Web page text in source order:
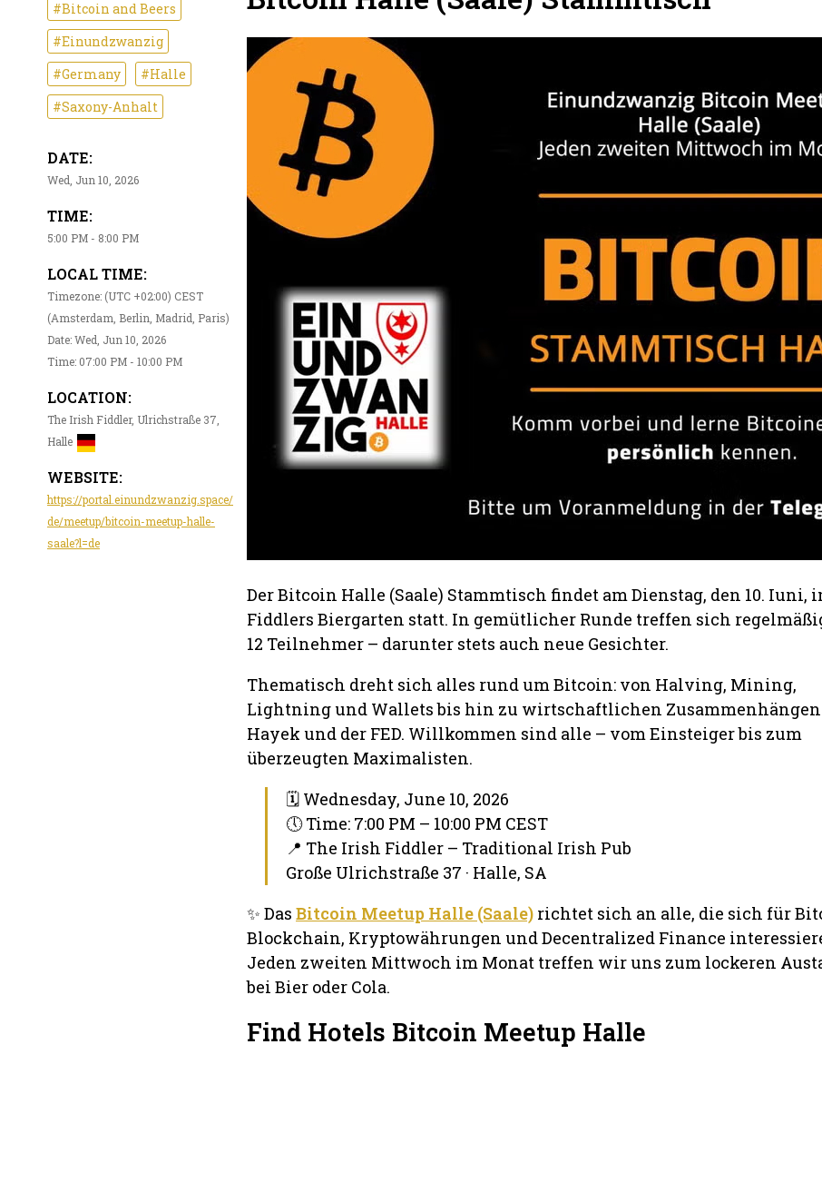
#Bitcoin and Beers
#Einundzwanzig
#Germany
#Halle
#Saxony-Anhalt
DATE:
Wed, Jun 10, 2026
TIME:
5:00 PM - 8:00 PM
LOCAL TIME:
Timezone: (UTC +02:00) CEST
(Amsterdam, Berlin, Madrid, Paris)
Date: Wed, Jun 10, 2026
Time: 07:00 PM - 10:00 PM
LOCATION:
The Irish Fiddler, Ulrichstraße 37,
Halle
WEBSITE:
https://portal.einundzwanzig.space/
de/meetup/bitcoin-meetup-halle-
saale?l=de
Der Bitcoin Halle (Saale) Stammtisch findet am Dienstag, den 10. Iuni,
Fiddlers Biergarten statt. In gemütlicher Runde treffen sich
12 Teilnehmer – darunter stets auch neue Gesichter.
Thematisch dreht sich alles rund um Bitcoin: von Halving, Mining,
Lightning und Wallets bis hin zu wirtschaftlichen
Hayek und der FED. Willkommen sind alle – vom Einsteiger bis zum
überzeugten Maximalisten.
🗓 Wednesday, June 10, 2026
🕔 Time: 7:00 PM – 10:00 PM CEST
📍 The Irish Fiddler – Traditional Irish Pub
Große Ulrichstraße 37 · Halle, SA
✨ Das Bitcoin Meetup Halle (Saale) richtet sich an alle, die sich für
Blockchain, Kryptowährungen und Decentralized Finance
Jeden zweiten Mittwoch im Monat treffen wir uns zum lockeren
bei Bier oder Cola.
Find Hotels Bitcoin Meetup Halle